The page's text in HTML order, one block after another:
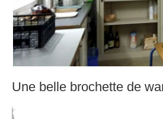
Une belle brochette de